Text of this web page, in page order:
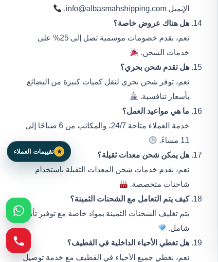
الإيميل info@albasmahshipping.com
.
هل هناك عروض خاصة؟
نعم، نقدم خصومات موسمية تصل إلى 25% على
خدمات الشحن.
هل تقدم شحن بحري؟
نعم، توفر شحن بحري لنقل كميات كبيرة من البضائع
بأسعار تنافسية.
ما هي مواعيد العمل؟
خدمة العملاء متاحة 24/7، والمكاتب من 6 صباحًا إلى
11 مساءً.
هل يمكن شحن معدات ثقيلة؟
نعم، نقدم خدمات شحن المعدات الثقيلة باستخدام
شاحنات متخصصة.
كيف يتم التعامل مع الشحنات الثمينة؟
يتم تغليف الشحنات الثمينة بمواد خاصة مع توفير تأمين
شامل.
هل تغطي الأحياء الداخلية في القطيف؟
نعم، نغطي جميع الأحياء في القطيف مع خدمة توصيل
تقييمات العملاء